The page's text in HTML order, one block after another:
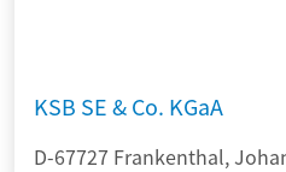
KSB SE & Co. KGaA
D-67727 Frankenthal,